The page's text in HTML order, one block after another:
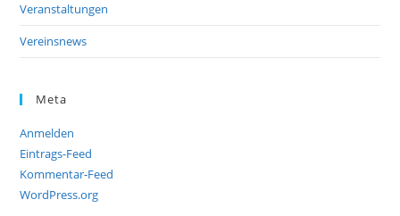
Veranstaltungen
Vereinsnews
Meta
Anmelden
Eintrags-Feed
Kommentar-Feed
WordPress.org